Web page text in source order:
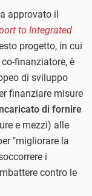
approvato il
to Integrated
progetto, in cui
finanziatore, è
di sviluppo
finanziare misure
di fornire
e mezzi) alle
"migliorare la
i
contro le